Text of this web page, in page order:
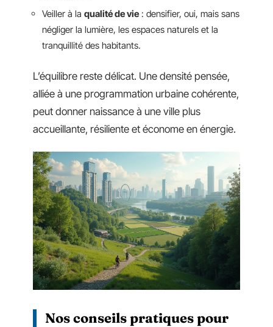
Veiller à la qualité de vie : densifier, oui, mais sans
négliger la lumière, les espaces naturels et la
tranquillité des habitants.
L’équilibre reste délicat. Une densité pensée,
alliée à une programmation urbaine cohérente,
peut donner naissance à une ville plus
accueillante, résiliente et économe en énergie.
Nos conseils pratiques pour